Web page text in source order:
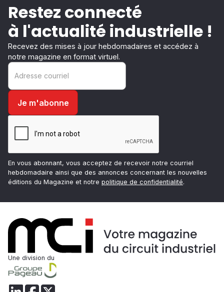
Restez connecté
à l'actualité industrielle !
Recevez des mises à jour hebdomadaires et accédez à
notre magazine en format virtuel.
En vous abonnant, vous acceptez de recevoir notre courriel
hebdomadaire ainsi que des annonces concernant les nouvelles
éditions du Magazine et notre politique de confidentialité.
Une division du